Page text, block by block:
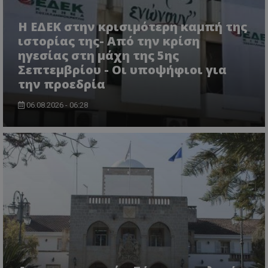
Η ΕΔΕΚ στην κρισιμότερη καμπή της
ιστορίας της- Από την κρίση
ηγεσίας στη μάχη της 5ης
Σεπτεμβρίου - Οι υποψήφιοι για
την προεδρία
06.08.2026 - 06:28
ASP.NET_SessionId
Microsoft Corporation
VISITOR_PRIVACY_METADATA
YouTube